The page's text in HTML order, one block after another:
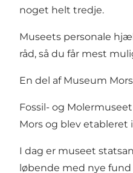
noget helt tredje.
Museets personale
råd, så du får mest
En del af Museum Mors
Fossil- og
Mors og blev etableret i
I dag er museet
løbende med nye